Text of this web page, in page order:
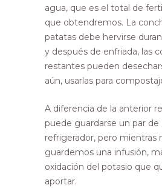
agua, que es el total de
que obtendremos. La
patatas debe hervirse
y después de enfriada, las
restantes pueden
aún, usarlas para
A diferencia de la anterior
puede guardarse un par de
refrigerador, pero mientras
guardemos una infusión,
oxidación del potasio que
aportar.